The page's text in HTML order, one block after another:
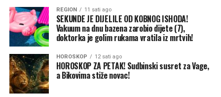
više vlage. Zbog toga se u dijelovima kontinenta očekuju
iznadprosječne količine padavina.
Količina snijega u velikoj mjeri zavisiće od pojedinačnih
područja niskog vazdušnog pritiska i njihovih putanja. Za
snijeg u nizinama biće potrebno da se vlažni atlantski
vazduh susretne sa dovoljno hladnim vazduhom iz
sjevernih ili istočnih dijelova Evrope.
REGION 11 sati ago
SEKUNDE JE DIJELILE OD KOBNOG ISHODA!
Vakuum na dnu bazena zarobio dijete (7),
doktorka je golim rukama vratila iz mrtvih!
HOROSKOP 12 sati ago
HOROSKOP ZA PETAK! Sudbinski susret za Vage,
a Bikovima stiže novac!